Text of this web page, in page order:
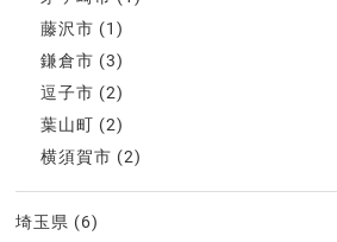
藤沢市 (1)
鎌倉市 (3)
逗子市 (2)
葉山町 (2)
横須賀市 (2)
埼玉県 (6)